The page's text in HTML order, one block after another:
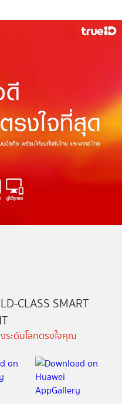
CLASS SMART
ระดับโลกตรงใจคุณ